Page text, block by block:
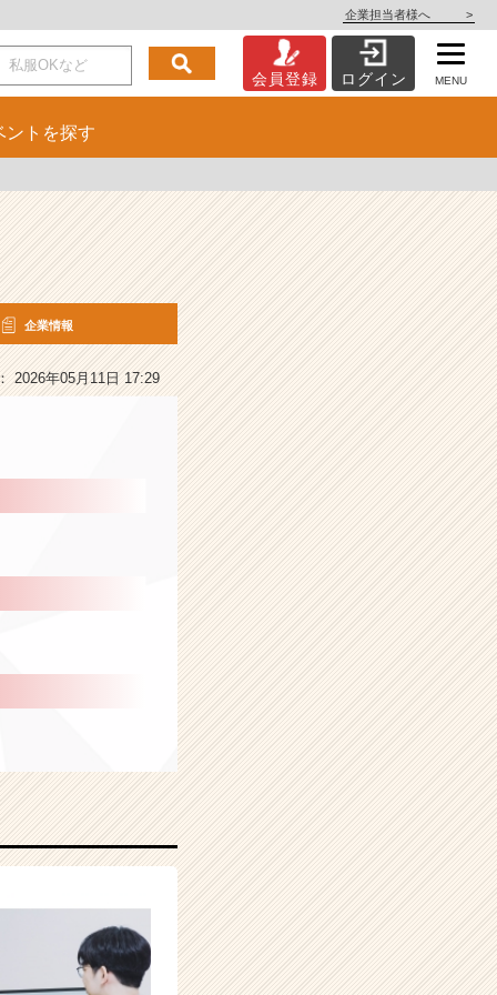
企業担当者様へ >
会員登録 ログイン MENU
ント を探す
企業情報
2026年05月11日 17:29